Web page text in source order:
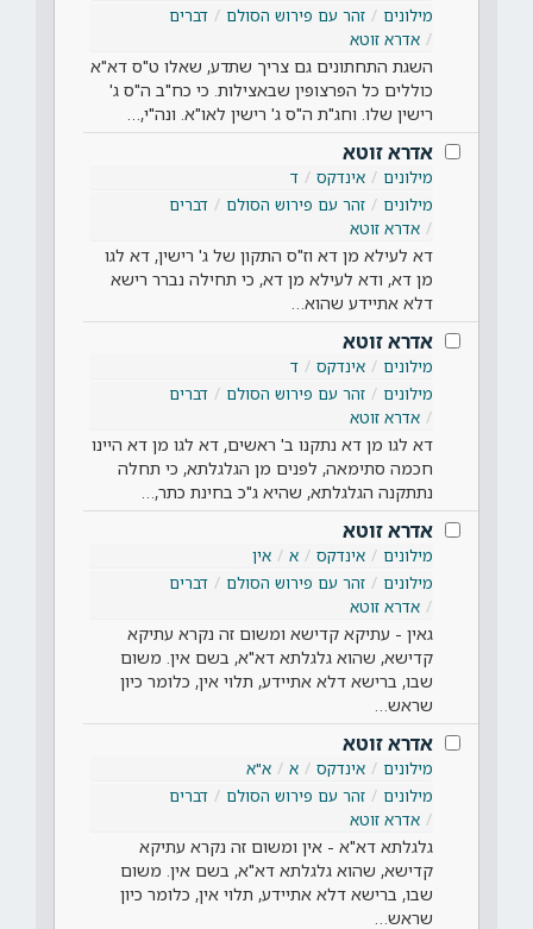
מילונים
זהר עם פירוש הסולם
דברים
אדרא זוטא
השגת התחתונים גם צריך שתדע, שאלו ט"ס דא"א
כוללים כל הפרצופין שבאצילות. כי כח"ב ה"ס ג'
רישין שלו. וחג"ת ה"ס ג' רישין לאו"א. ונה"י,…
אדרא זוטא
מילונים אינדקס
ד
מילונים
זהר עם פירוש הסולם
דברים
אדרא זוטא
דא לעילא מן דא וז"ס התקון של ג' רישין, דא לגו
מן דא, ודא לעילא מן דא, כי תחילה נברר רישא
דלא אתיידע שהוא…
אדרא זוטא
מילונים אינדקס
ד
מילונים
זהר עם פירוש הסולם
דברים
אדרא זוטא
דא לגו מן דא נתקנו ב' ראשים, דא לגו מן דא היינו
חכמה סתימאה, לפנים מן הגלגלתא, כי תחלה
נתתקנה הגלגלתא, שהיא ג"כ בחינת כתר,…
אדרא זוטא
מילונים אינדקס א
אין
מילונים
זהר עם פירוש הסולם
דברים
אדרא זוטא
גאין - עתיקא קדישא ומשום זה נקרא עתיקא
קדישא, שהוא גלגלתא דא"א, בשם אין. משום
שבו, ברישא דלא אתיידע, תלוי אין, כלומר כיון
שראש…
אדרא זוטא
מילונים אינדקס א
א"א
מילונים
זהר עם פירוש הסולם
דברים
אדרא זוטא
גלגלתא דא"א - אין ומשום זה נקרא עתיקא
קדישא, שהוא גלגלתא דא"א, בשם אין. משום
שבו, ברישא דלא אתיידע, תלוי אין, כלומר כיון
שראש…